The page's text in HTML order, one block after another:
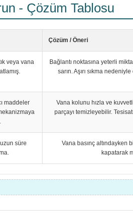
- Çözüm Tablosu
Çözüm / Öneri
veya vana
Bağlantı noktasına yeterli
sarın. Aşırı sıkma
maddeler
Vana kolunu hızla ve
parçayı temizleyebilir.
süre
Vana basınç altındayken
kapatarak